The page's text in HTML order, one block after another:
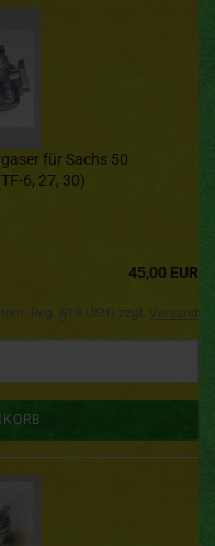
für Sachs 50
6, 27, 30)
45,00 EUR